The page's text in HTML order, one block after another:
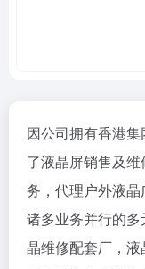
因公司拥有香港
了液晶屏销售及
务，代理户外液
诸多业务并行的
晶维修配套厂，